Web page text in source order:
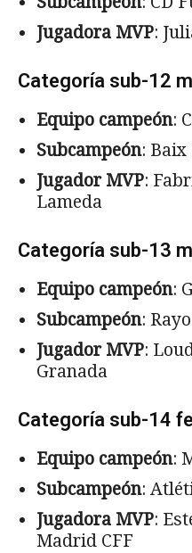
Jugadora MVP:
Categoría sub-12
Equipo campeón:
Subcampeón: Baix
Jugador MVP:
Lameda
Categoría sub-13
Equipo campeón:
Subcampeón:
Jugador MVP:
Granada
Categoría sub-14
Equipo campeón:
Subcampeón:
Jugadora MVP:
Madrid CFF